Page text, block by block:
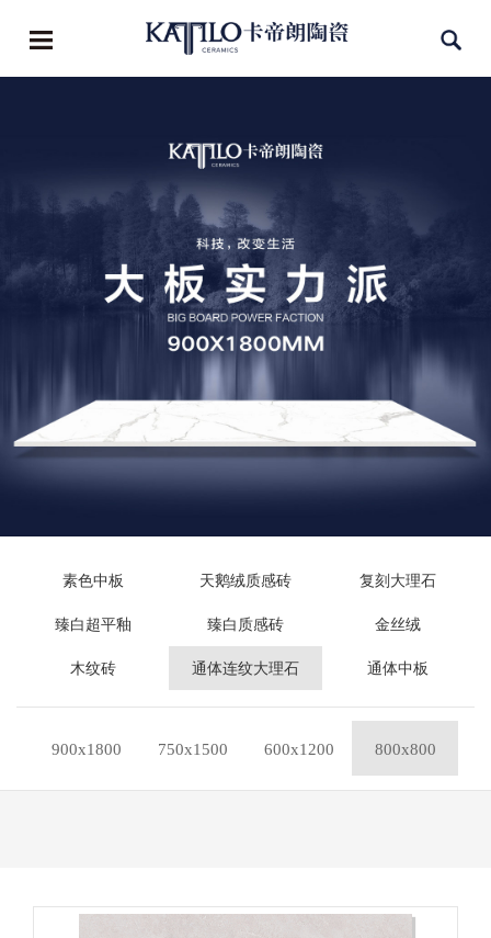
素色中板 天鹅绒质感砖 复刻大理石
臻白超平釉 臻白质感砖 金丝绒
木纹砖 通体连纹大理石 通体中板
900x1800 750x1500 600x1200 800x800